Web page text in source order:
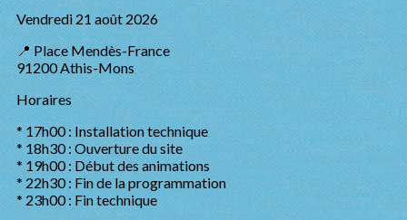
Vendredi 21 août 2026
📍 Place Mendès-France
91200 Athis-Mons
Horaires
* 17h00 : Installation technique
* 18h30 : Ouverture du site
* 19h00 : Début des animations
* 22h30 : Fin de la programmation
* 23h00 : Fin technique